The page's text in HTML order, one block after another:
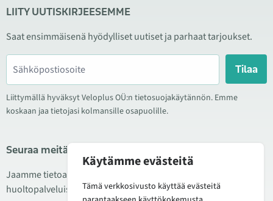
LIITY UUTISKIRJEESEMME
Saat ensimmäisenä hyödylliset uutiset ja parhaat tarjoukset.
Tilaa
Liittymällä hyväksyt Veloplus OÜ:n tietosuojakäytännön. Emme
koskaan jaa tietojasi kolmansille osapuolille.
Seuraa meitä sosiaalisessa mediassa
Jaamme tietoa hyvistä tarjouksista, uusista tuotteista ja
huoltopalveluista. Joskus julkaisemme myös tuote-esittelyjä.
Käytämme evästeitä
Tämä verkkosivusto käyttää evästeitä